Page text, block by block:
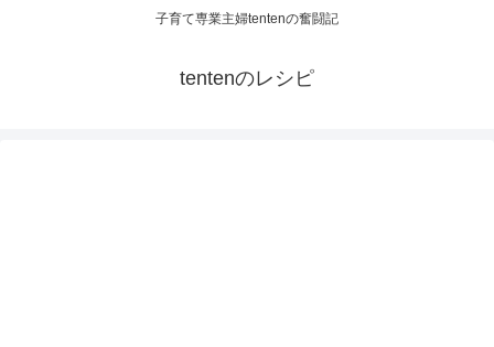
子育て専業主婦tentenの奮闘記
tentenのレシピ